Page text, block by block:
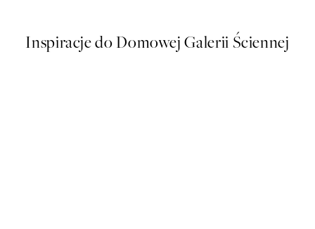
Inspiracje do Domowej Galerii Ściennej